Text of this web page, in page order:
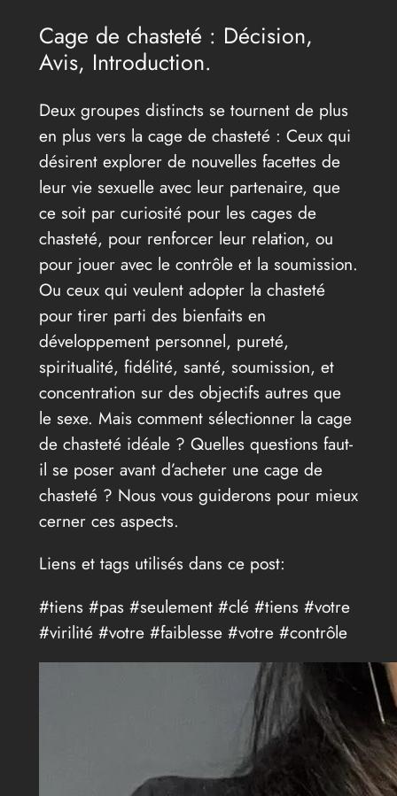
Cage de chasteté : Décision,
Avis, Introduction.
Deux groupes distincts se tournent de plus
en plus vers la cage de chasteté : Ceux qui
désirent explorer de nouvelles facettes de
leur vie sexuelle avec leur partenaire, que
ce soit par curiosité pour les cages de
chasteté, pour renforcer leur relation, ou
pour jouer avec le contrôle et la soumission.
Ou ceux qui veulent adopter la chasteté
pour tirer parti des bienfaits en
développement personnel, pureté,
spiritualité, fidélité, santé, soumission, et
concentration sur des objectifs autres que
le sexe. Mais comment sélectionner la cage
de chasteté idéale ? Quelles questions faut-
il se poser avant d’acheter une cage de
chasteté ? Nous vous guiderons pour mieux
cerner ces aspects.
Liens et tags utilisés dans ce post:
#tiens #pas #seulement #clé #tiens #votre
#virilité #votre #faiblesse #votre #contrôle